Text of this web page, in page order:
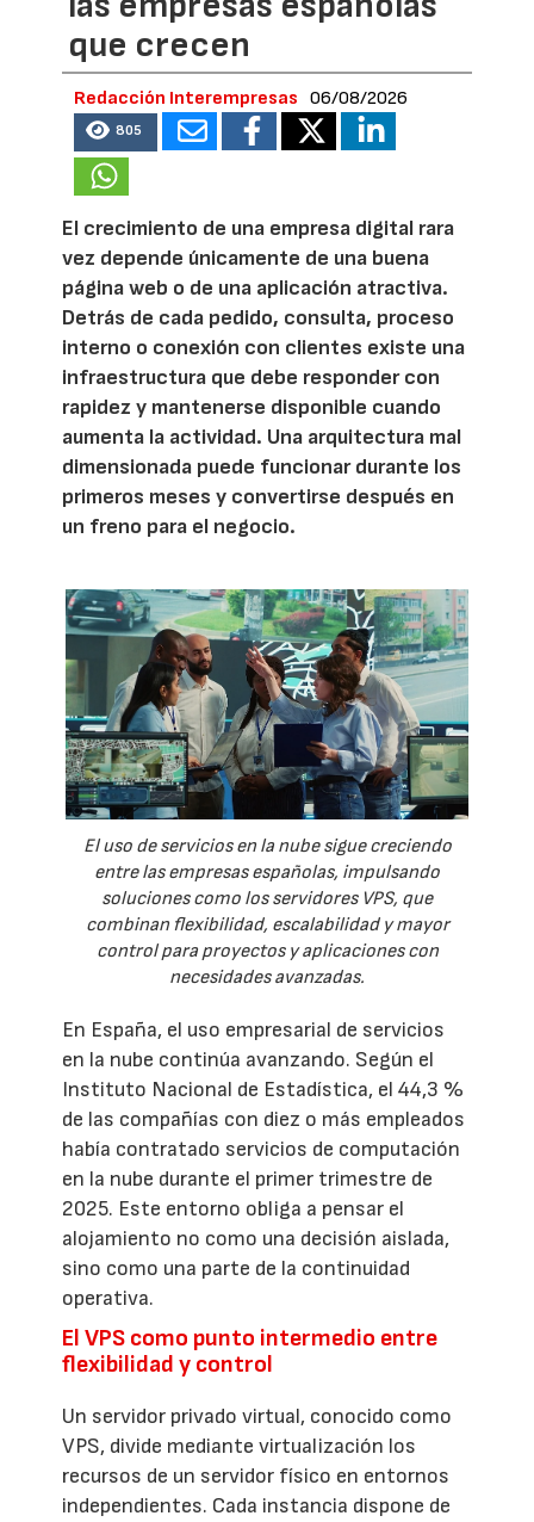
que crecen
Redacción Interempresas 06/08/2026
805
El crecimiento de una empresa digital rara
vez depende únicamente de una buena
página web o de una aplicación atractiva.
Detrás de cada pedido, consulta, proceso
interno o conexión con clientes existe una
infraestructura que debe responder con
rapidez y mantenerse disponible cuando
aumenta la actividad. Una arquitectura mal
dimensionada puede funcionar durante los
primeros meses y convertirse después en
un freno para el negocio.
El uso de servicios en la nube sigue creciendo
entre las empresas españolas, impulsando
soluciones como los servidores VPS, que
combinan flexibilidad, escalabilidad y mayor
control para proyectos y aplicaciones con
necesidades avanzadas.
En España, el uso empresarial de servicios
en la nube continúa avanzando. Según el
Instituto Nacional de Estadística, el 44,3 %
de las compañías con diez o más empleados
había contratado servicios de computación
en la nube durante el primer trimestre de
2025. Este entorno obliga a pensar el
alojamiento no como una decisión aislada,
sino como una parte de la continuidad
operativa.
El VPS como punto intermedio entre
flexibilidad y control
Un servidor privado virtual, conocido como
VPS, divide mediante virtualización los
recursos de un servidor físico en entornos
independientes. Cada instancia dispone de